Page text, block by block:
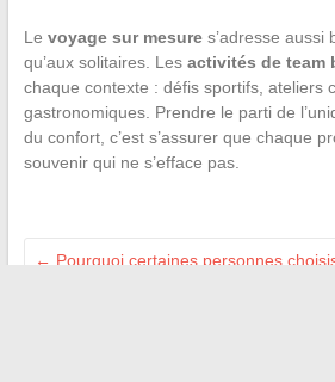
Le voyage sur mesures’adresse aussi
qu’aux solitaires. Les activités de team
chaque contexte : défis sportifs, ateliers
gastronomiques. Prendre le parti de
du confort, c’est s’assurer que chaque
souvenir qui ne s’efface pas.
← Pourquoi certaines personnes